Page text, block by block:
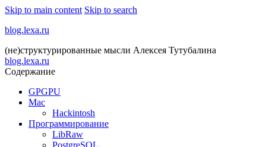
Skip to main content Skip to search
blog.lexa.ru
(не)структурированные мысли Алексея Тутубалина
blog.lexa.ru
Содержание
GPGPU
Mac
Hackintosh
Программирование
LibRaw
PostgreSQL